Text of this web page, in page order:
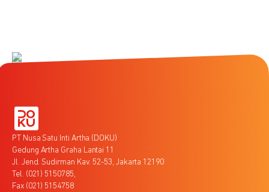
PT Nusa Satu Inti Artha (DOKU)
Gedung Artha Graha Lantai 11
Jl. Jend. Sudirman Kav. 52-53, Jakarta 12190
Tel. (021) 5150785,
Fax (021) 5154758